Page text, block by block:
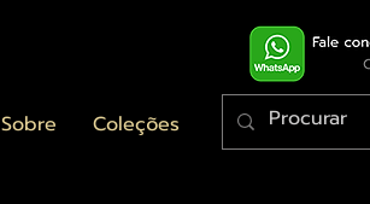
Sobre Coleções